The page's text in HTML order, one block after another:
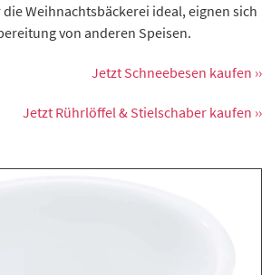
Weihnachtsbäckerei ideal, eignen sich
von anderen Speisen.
Jetzt Schneebesen kaufen ››
Jetzt Rührlöffel & Stielschaber kaufen ››